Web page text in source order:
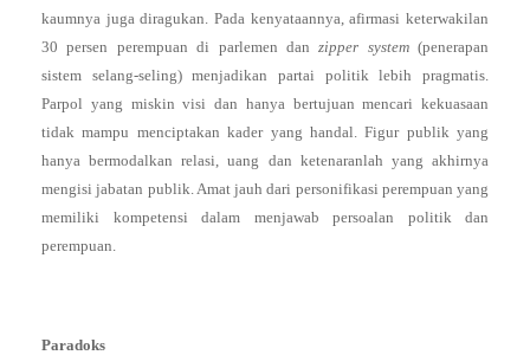
kaumnya juga diragukan. Pada kenyataannya, afirmasi keterwakilan
30 persen perempuan di parlemen danzipper system(penerapan
sistem selang-seling) menjadikan partai politik lebih pragmatis.
Parpol yang miskin visi dan hanya bertujuan mencari kekuasaan
tidak mampu menciptakan kader yang handal. Figur publik yang
hanya bermodalkan relasi, uang dan ketenaranlah yang akhirnya
mengisi jabatan publik. Amat jauh dari personifikasi perempuan yang
memiliki kompetensi dalam menjawab persoalan politik dan
perempuan.
Paradoks